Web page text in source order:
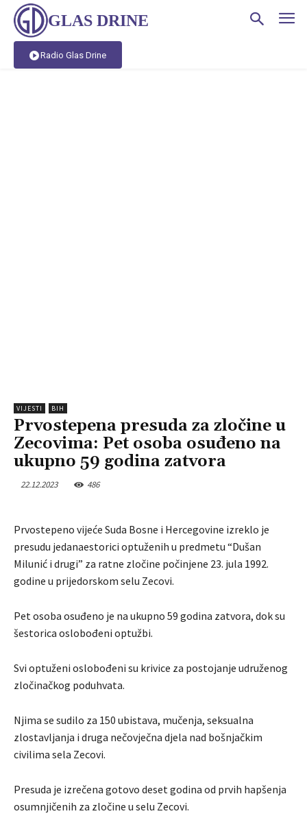
GLAS DRINE
Radio Glas Drine
VIJESTI BIH
Prvostepena presuda za zločine u
Zecovima: Pet osoba osuđeno na
ukupno 59 godina zatvora
22.12.2023 486
Prvostepeno vijeće Suda Bosne i Hercegovine izreklo je
presudu jedanaestorici optuženih u predmetu “Dušan
Milunić i drugi” za ratne zločine počinjene 23. jula 1992.
godine u prijedorskom selu Zecovi.
Pet osoba osuđeno je na ukupno 59 godina zatvora, dok su
šestorica oslobođeni optužbi.
Svi optuženi oslobođeni su krivice za postojanje udruženog
zločinačkog poduhvata.
Njima se sudilo za 150 ubistava, mučenja, seksualna
zlostavljanja i druga nečovječna djela nad bošnjačkim
civilima sela Zecovi.
Presuda je izrečena gotovo deset godina od prvih hapšenja
osumnjičenih za zločine u selu Zecovi.